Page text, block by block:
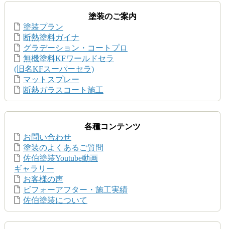
塗装のご案内
塗装プラン
断熱塗料ガイナ
グラデーション・コートプロ
無機塗料KFワールドセラ
(旧名KFスーパーセラ)
マットスプレー
断熱ガラスコート施工
各種コンテンツ
お問い合わせ
塗装のよくあるご質問
佐伯塗装Youtube動画
ギャラリー
お客様の声
ビフォーアフター・施工実績
佐伯塗装について